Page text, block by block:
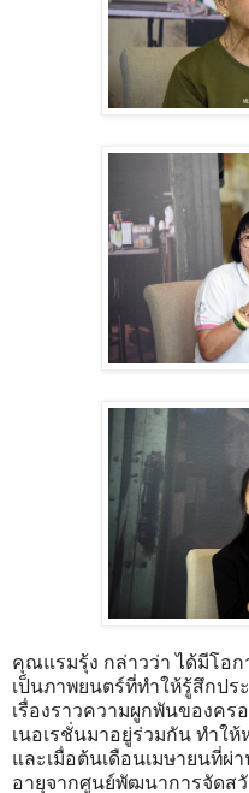
คุณแรมรุ้ง กล่าวว่า ได้มีโอก
เป็นภาพยนตร์ที่ทำให้รู้สึกปร
เรื่องราวความผูกพันของค
เนอเรชั่นมาอยู่ร่วมกัน ทำใ
และเมื่อต้นเดือนเมษายนที่ผ่
อายุจากศูนย์พัฒนาการจัดส